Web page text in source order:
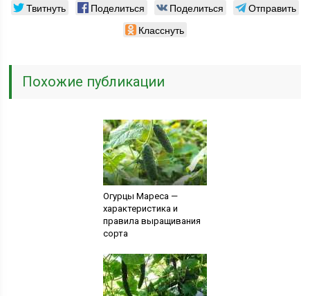
Твитнуть Поделиться Поделиться
Отправить
Класснуть
Похожие публикации
Огурцы Мареса —
характеристика и
правила выращивания
сорта